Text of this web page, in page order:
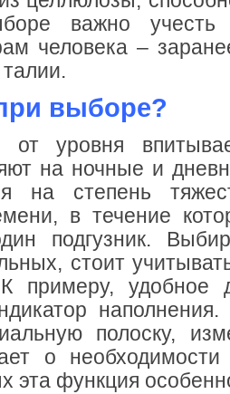
важно учесть
человека –
выборе?
от уровня
на ночные и
на степень
в течение
подгузник.
стоит
примеру, удобное
наполнения.
полоску,
о
эта функция